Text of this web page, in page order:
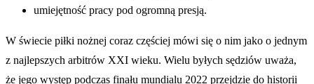
umiejętność pracy pod ogromną presją.
W świecie piłki nożnej coraz częściej mówi się o nim jako o jednym
z najlepszych arbitrów XXI wieku. Wielu byłych sędziów uważa,
że jego występ podczas finału mundialu 2022 przejdzie do historii